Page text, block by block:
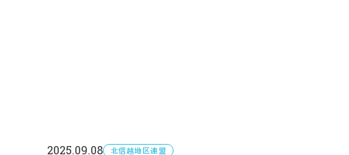
2025.09.08 北信越地区連盟